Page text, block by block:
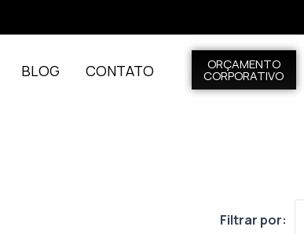
BLOG CONTATO ORÇAMENTO
CORPORATIVO
Filtrar por: